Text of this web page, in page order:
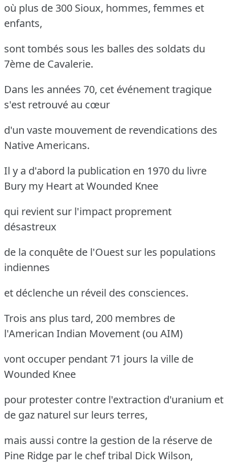
où plus de 300 Sioux, hommes, femmes et
enfants,
sont tombés sous les balles des soldats du
7ème de Cavalerie.
Dans les années 70, cet événement tragique
s'est retrouvé au cœur
d'un vaste mouvement de revendications des
Native Americans.
Il y a d'abord la publication en 1970 du livre
Bury my Heart at Wounded Knee
qui revient sur l'impact proprement
désastreux
de la conquête de l'Ouest sur les populations
indiennes
et déclenche un réveil des consciences.
Trois ans plus tard, 200 membres de
l'American Indian Movement (ou AIM)
vont occuper pendant 71 jours la ville de
Wounded Knee
pour protester contre l'extraction d'uranium et
de gaz naturel sur leurs terres,
mais aussi contre la gestion de la réserve de
Pine Ridge par le chef tribal Dick Wilson,